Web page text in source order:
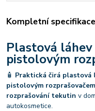
Kompletní specifikace
Plastová
pistolovým
🧴 Praktická čirá plastová
pistolovým
rozprašování tekutin v
autokosmetice.